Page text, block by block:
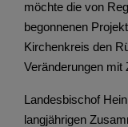
möchte die von
begonnenen
Kirchenkreis den
Veränderungen mit
Landesbischof
langjährigen